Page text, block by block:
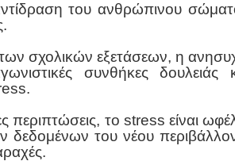
του ανθρώπινου
σχολικών εξετάσεων, η
συνθήκες
περιπτώσεις, το stress είναι
δεδομένων του νέου